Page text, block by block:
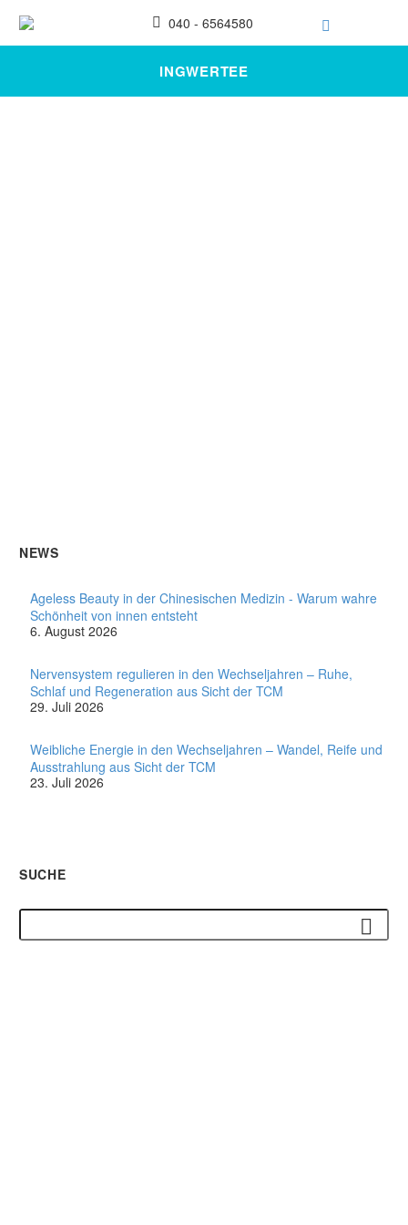
040 - 6564580
INGWERTEE
NEWS
Ageless Beauty in der Chinesischen Medizin - Warum wahre
Schönheit von innen entsteht
6. August 2026
Nervensystem regulieren in den Wechseljahren – Ruhe,
Schlaf und Regeneration aus Sicht der TCM
29. Juli 2026
Weibliche Energie in den Wechseljahren – Wandel, Reife und
Ausstrahlung aus Sicht der TCM
23. Juli 2026
SUCHE